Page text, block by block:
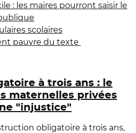
: les maires pourront saisir le
scolaires
pauvre du texte
à trois ans : le
maternelles privées
"injustice"
obligatoire à trois ans,